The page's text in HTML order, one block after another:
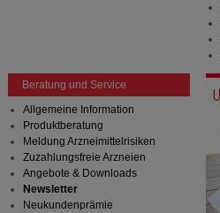
Beratung und Service
Allgemeine Information
Produktberatung
Meldung Arzneimittelrisiken
Zuzahlungsfreie Arzneien
Angebote & Downloads
Newsletter
Neukundenprämie